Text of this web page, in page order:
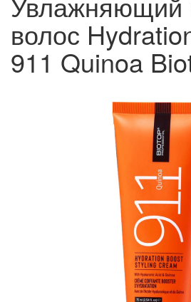
волос
911 Quinoa